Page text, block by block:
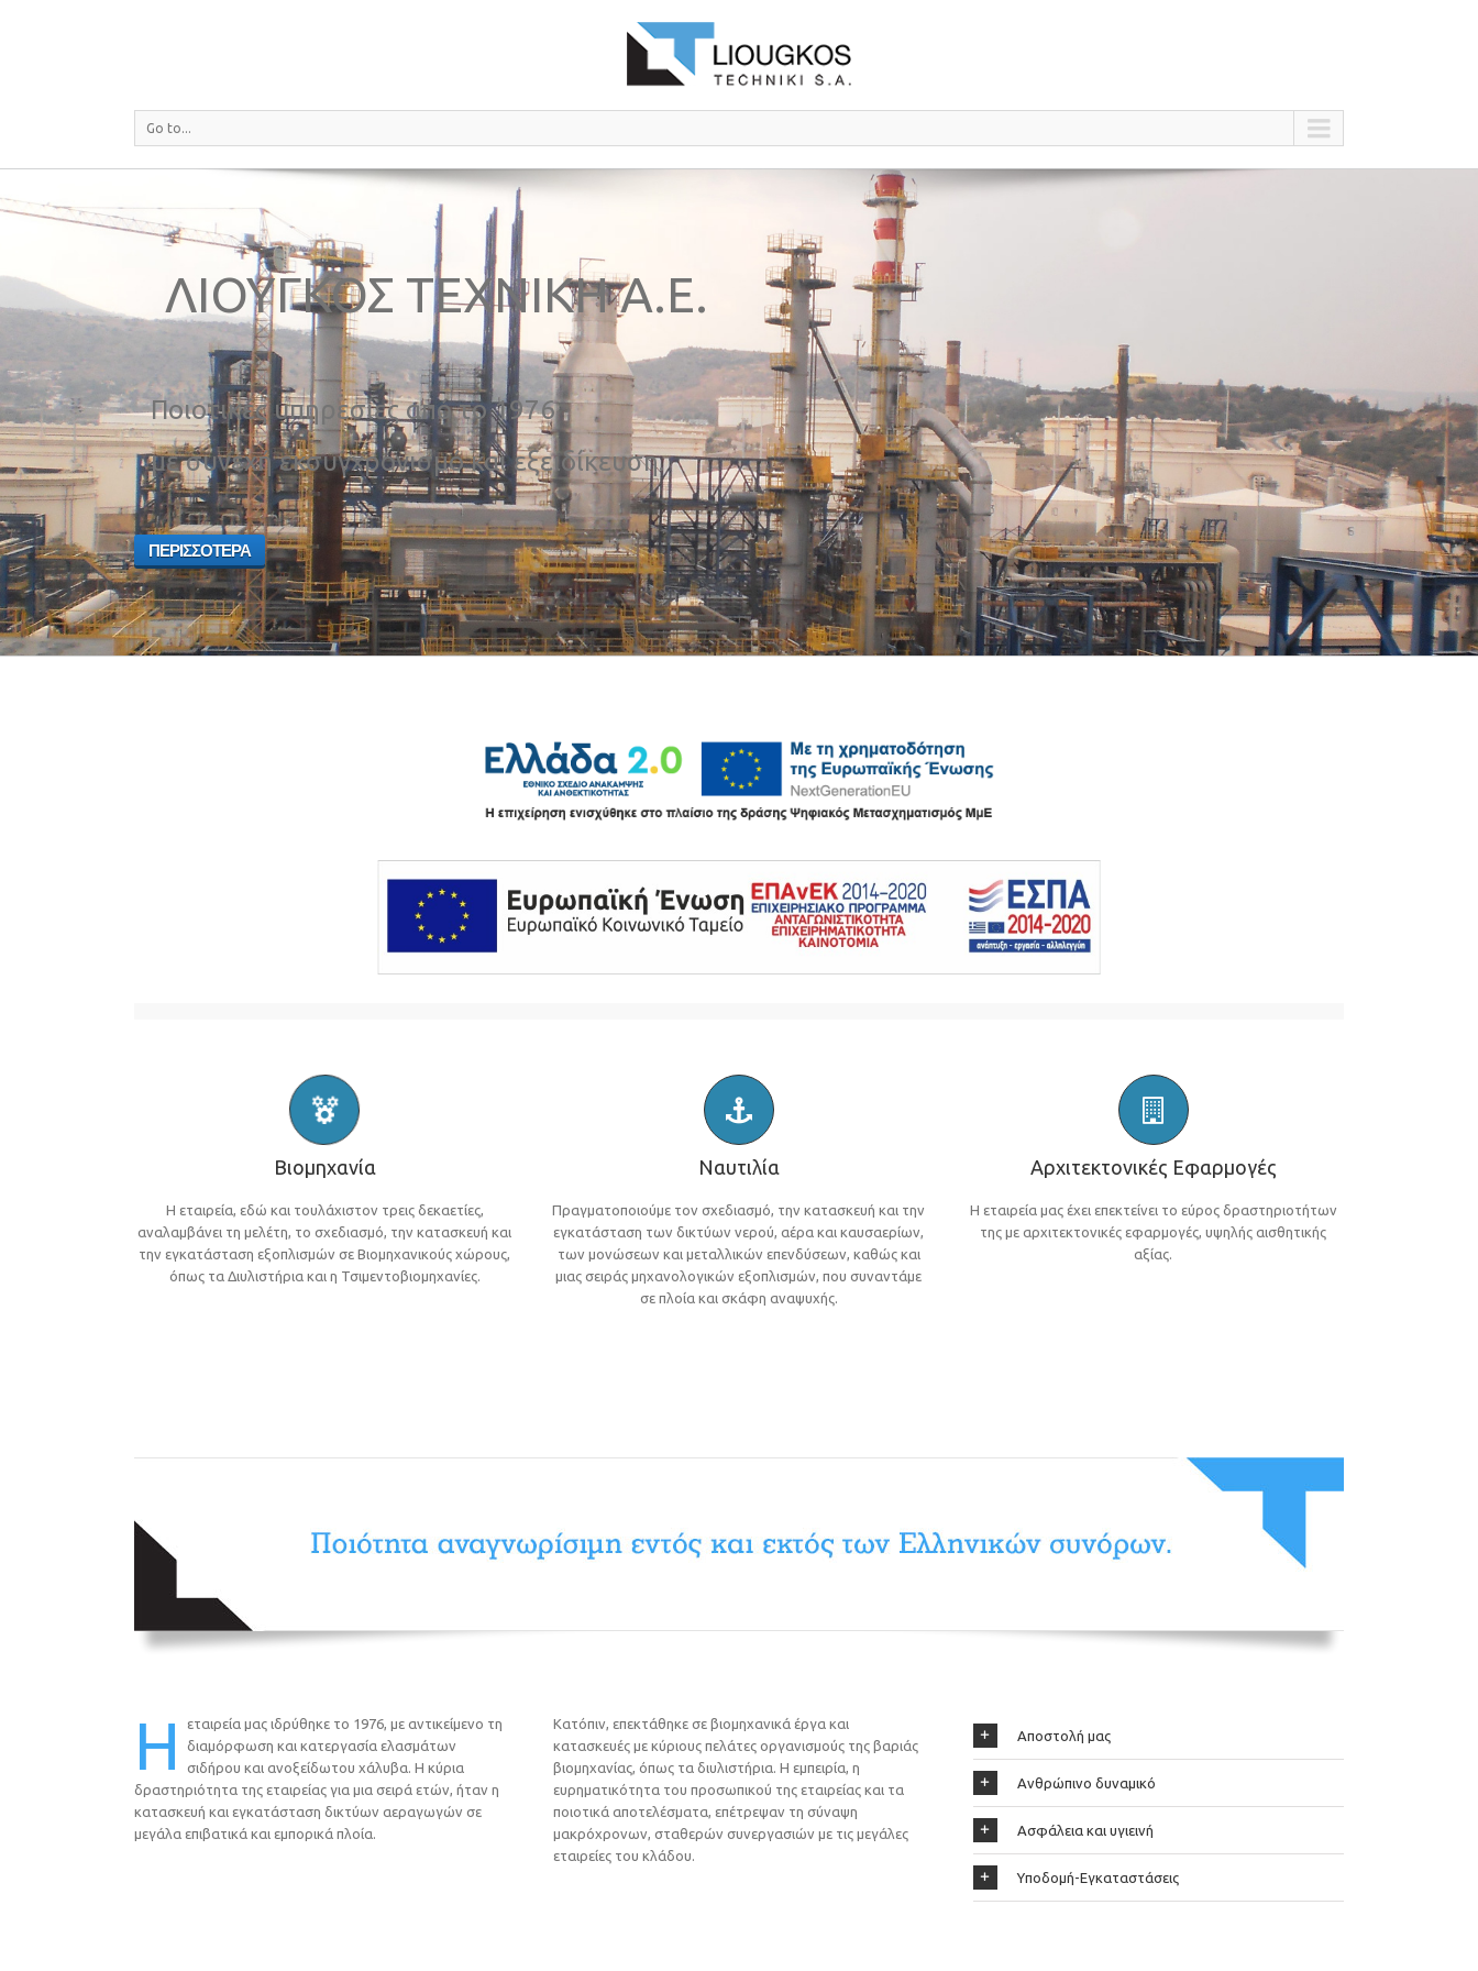
Go to...
ΛΙΟΥΓΚΟΣ ΤΕΧΝΙΚΗ Α.Ε.
Ποιοτικές υπηρεσίες από το 1976
ΠΕΡΙΣΣΟΤΕΡΑ
με συνεχή εκσυγχρονισμό και εξειδίκευση.
Βιομηχανία
Η εταιρεία, εδώ και τουλάχιστον τρεις δεκαετίες,
αναλαμβάνει τη μελέτη, το σχεδιασμό, την κατασκευή και
την εγκατάσταση εξοπλισμών σε Βιομηχανικούς χώρους,
όπως τα Διυλιστήρια και η Τσιμεντοβιομηχανίες.
Ναυτιλία
Πραγματοποιούμε τον σχεδιασμό, την κατασκευή και την
εγκατάσταση των δικτύων νερού, αέρα και καυσαερίων,
των μονώσεων και μεταλλικών επενδύσεων, καθώς και
μιας σειράς μηχανολογικών εξοπλισμών, που συναντάμε
σε πλοία και σκάφη αναψυχής.
Αρχιτεκτονικές Εφαρμογές
Η εταιρεία μας έχει επεκτείνει το εύρος δραστηριοτήτων
της με αρχιτεκτονικές εφαρμογές, υψηλής αισθητικής
αξίας.
Η
εταιρεία μας ιδρύθηκε το 1976, με αντικείμενο τη
διαμόρφωση και κατεργασία ελασμάτων
σιδήρου και ανοξείδωτου χάλυβα. Η κύρια
δραστηριότητα της εταιρείας για μια σειρά ετών, ήταν η
κατασκευή και εγκατάσταση δικτύων αεραγωγών σε
μεγάλα επιβατικά και εμπορικά πλοία.
Κατόπιν, επεκτάθηκε σε βιομηχανικά έργα και
κατασκευές με κύριους πελάτες οργανισμούς της βαριάς
βιομηχανίας, όπως τα διυλιστήρια. Η εμπειρία, η
ευρηματικότητα του προσωπικού της εταιρείας και τα
ποιοτικά αποτελέσματα, επέτρεψαν τη σύναψη
μακρόχρονων, σταθερών συνεργασιών με τις μεγάλες
εταιρείες του κλάδου.
Αποστολή μας
Ανθρώπινο δυναμικό
Ασφάλεια και υγιεινή
Υποδομή-Εγκαταστάσεις